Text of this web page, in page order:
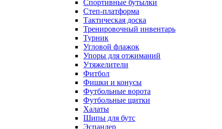
Спортивные бутылки
Степ-платформа
Тактическая доска
Тренировочный инвентарь
Турник
Угловой флажок
Упоры для отжиманий
Утяжелители
Фитбол
Фишки и конусы
Футбольные ворота
Футбольные щитки
Халаты
Шипы для бутс
Эспандер